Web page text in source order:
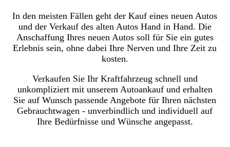
In den meisten Fällen geht der Kauf eines neuen Autos
und der Verkauf des alten Autos Hand in Hand. Die
Anschaffung Ihres neuen Autos soll für Sie ein gutes
Erlebnis sein, ohne dabei Ihre Nerven und Ihre Zeit zu
kosten.
Verkaufen Sie Ihr Kraftfahrzeug schnell und
unkompliziert mit unserem Autoankauf und erhalten
Sie auf Wunsch passende Angebote für Ihren nächsten
Gebrauchtwagen - unverbindlich und individuell auf
Ihre Bedürfnisse und Wünsche angepasst.